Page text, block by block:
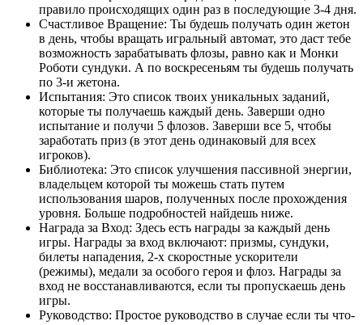
правило происходящих один раз в последующие 3-4 дня.
Счастливое Вращение: Ты будешь получать один жетон
в день, чтобы вращать игральный автомат, это даст тебе
возможность зарабатывать флозы, равно как и Монки
Роботи сундуки. А по воскресеньям ты будешь получать
по 3-и жетона.
Испытания: Это список твоих уникальных заданий,
которые ты получаешь каждый день. Заверши одно
испытание и получи 5 флозов. Заверши все 5, чтобы
заработать приз (в этот день одинаковый для всех
игроков).
Библиотека: Это список улучшения пассивной энергии,
владельцем которой ты можешь стать путем
использования шаров, полученных после прохождения
уровня. Больше подробностей найдешь ниже.
Награда за Вход: Здесь есть награды за каждый день
игры. Награды за вход включают: призмы, сундуки,
билеты нападения, 2-х скоростные ускорители
(режимы), медали за особого героя и флоз. Награды за
вход не восстанавливаются, если ты пропускаешь день
игры.
Руководство: Простое руководство в случае если ты что-